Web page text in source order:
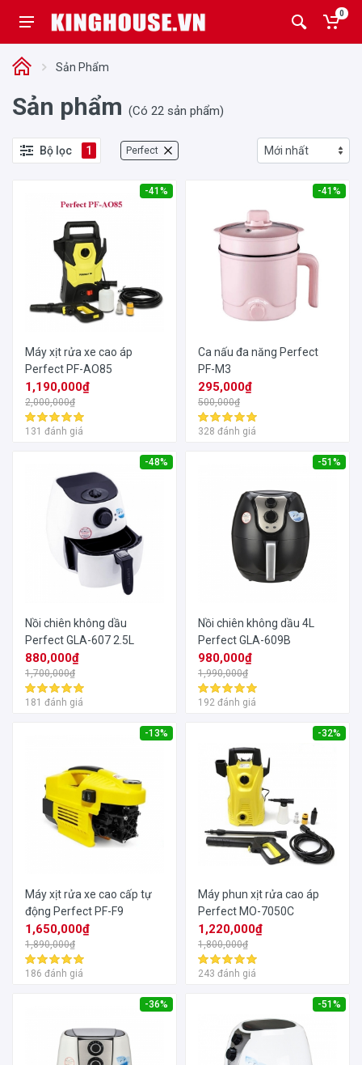
0
Sản Phẩm
Sản phẩm (Có 22 sản phẩm)
Bộ lọc 1 Perfect
-41%
Máy xịt rửa xe cao áp
Perfect PF-AO85
1,190,000₫
2,000,000₫
131 đánh giá
-41%
Ca nấu đa năng Perfect
PF-M3
295,000₫
500,000₫
328 đánh giá
-48%
Nồi chiên không dầu
Perfect GLA-607 2.5L
880,000₫
1,700,000₫
181 đánh giá
-51%
Nồi chiên không dầu 4L
Perfect GLA-609B
980,000₫
1,990,000₫
192 đánh giá
-13%
Máy xịt rửa xe cao cấp tự
động Perfect PF-F9
1,650,000₫
1,890,000₫
186 đánh giá
-32%
Máy phun xịt rửa cao áp
Perfect MO-7050C
1,220,000₫
1,800,000₫
243 đánh giá
-36% -51%